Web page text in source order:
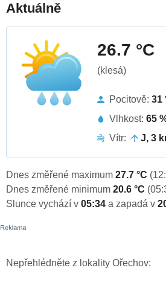
Aktuálně
26.7 °C
(klesá)
Pocitově: 31
Vlhkost: 65
Vítr:
J, 3
Dnes změřené maximum 27.7 °C
Dnes změřené minimum 20.6 °C
Slunce vychází v 05:34 a zapadá v
Nepřehlédněte z lokality Ořechov: